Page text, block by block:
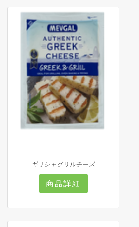
ギリシャグリルチーズ
商品詳細